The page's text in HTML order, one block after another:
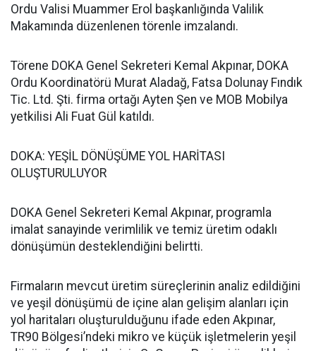
Ordu Valisi Muammer Erol başkanlığında Valilik
Makamında düzenlenen törenle imzalandı.
Törene DOKA Genel Sekreteri Kemal Akpınar, DOKA
Ordu Koordinatörü Murat Aladağ, Fatsa Dolunay Fındık
Tic. Ltd. Şti. firma ortağı Ayten Şen ve MOB Mobilya
yetkilisi Ali Fuat Gül katıldı.
DOKA: YEŞİL DÖNÜŞÜME YOL HARİTASI
OLUŞTURULUYOR
DOKA Genel Sekreteri Kemal Akpınar, programla
imalat sanayinde verimlilik ve temiz üretim odaklı
dönüşümün desteklendiğini belirtti.
Firmaların mevcut üretim süreçlerinin analiz edildiğini
ve yeşil dönüşümü de içine alan gelişim alanları için
yol haritaları oluşturulduğunu ifade eden Akpınar,
TR90 Bölgesi’ndeki mikro ve küçük işletmelerin yeşil